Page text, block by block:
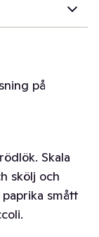
på
Skala
skölj och
smått